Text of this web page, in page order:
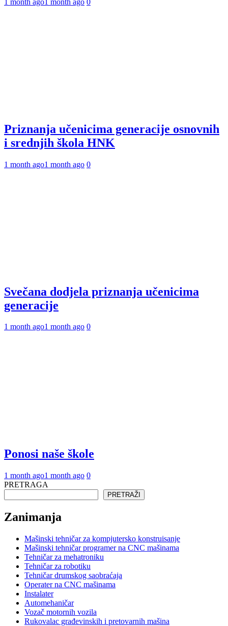
1 month ago1 month ago 0
Priznanja učenicima generacije osnovnih
i srednjih škola HNK
1 month ago1 month ago 0
Svečana dodjela priznanja učenicima
generacije
1 month ago1 month ago 0
Ponosi naše škole
1 month ago1 month ago 0
PRETRAGA
PRETRAŽI
Zanimanja
Mašinski tehničar za kompjutersko konstruisanje
Mašinski tehničar programer na CNC mašinama
Tehničar za mehatroniku
Tehničar za robotiku
Tehničar drumskog saobraćaja
Operater na CNC mašinama
Instalater
Automehaničar
Vozač motornih vozila
Rukovalac građevinskih i pretovarnih mašina